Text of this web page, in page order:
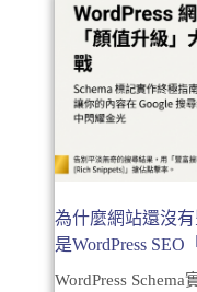
為什麼網站還沒有
是WordPress SEO
WordPress